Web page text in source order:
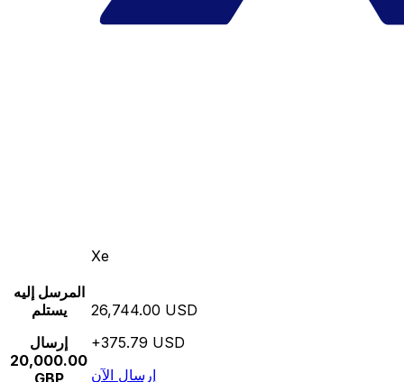
Xe
المرسل إليه
يستلم
إرسال
20,000.00
GBP
26,744.00 USD
+375.79 USD
إرسال الآن